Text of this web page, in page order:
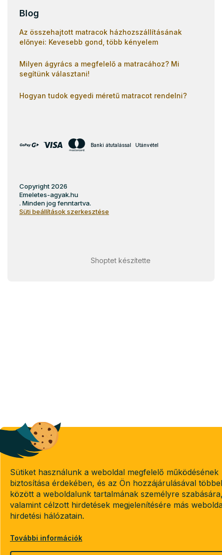
Sütiket használunk a weboldal megfelelő működésének
biztosítása érdekében, és az Ön hozzájárulásával
között a weboldalunk tartalmának személyre
valamint célzott hirdetések megjelenítésére más
hirdetési hálózatain.
További információk
Blog
Az összehajtott matracok házhozszállításának
előnyei: Kevesebb gond, több kényelem
Milyen ágyrács a megfelelő a matracához? Mi
segítünk választani!
Hogyan tudok egyedi méretű matracot rendelni?
Banki átutalással Utánvétel
Shoptet készítette
Copyright 2026
Emeletes-agyak.hu
. Minden jog fenntartva.
Süti beállítások szerkesztése